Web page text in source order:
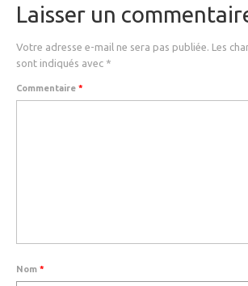
FORMATION PROFESSIONNELLE
MEDICAL
Laisser un
Votre adresse e-mail ne sera pas publiée. Les
sont indiqués avec *
Commentaire *
Nom *